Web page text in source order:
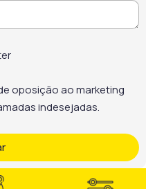
oposição ao marketing
indesejadas.